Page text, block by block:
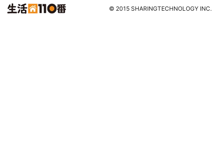
© 2015 SHARINGTECHNOLOGY INC.